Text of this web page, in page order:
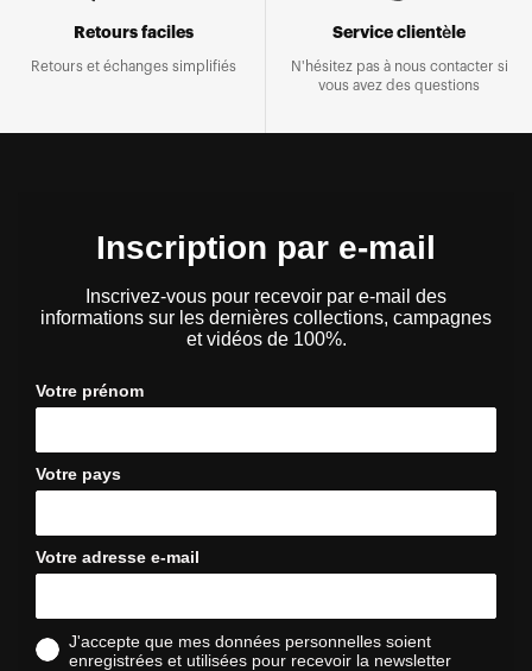
Retours faciles
Retours et échanges simplifiés
Service clientèle
N'hésitez pas à nous contacter si
vous avez des questions
Inscription par e-mail
Inscrivez-vous pour recevoir par e-mail des
informations sur les dernières collections, campagnes
et vidéos de 100%.
Votre prénom
Votre pays
Votre adresse e-mail
J'accepte que mes données personnelles soient
enregistrées et utilisées pour recevoir la newsletter